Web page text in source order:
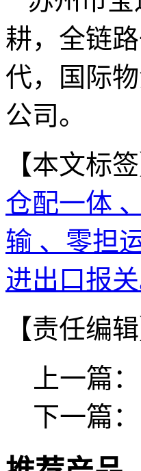
耕，全链
代，国际
公司。
【本文标签
仓配一体
输 、零担
进出口报关
【责任编辑
上一篇：
下一篇：